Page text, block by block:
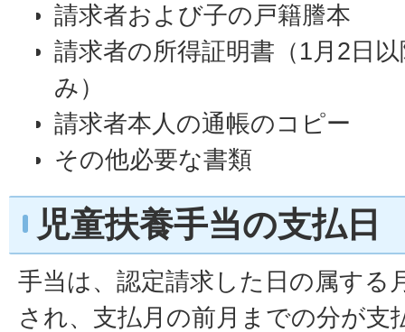
請求者および子の戸籍謄本
請求者の所得証明書（1月2日
み）
請求者本人の通帳のコピー
その他必要な書類
児童扶養手当の支払日
手当は、認定請求した日の属する
され、支払月の前月までの分が支